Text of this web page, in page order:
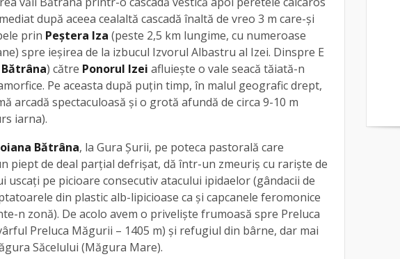
după aceea cealaltă cascadă înaltă de vreo 3 m care-şi
prin Peştera Iza (peste 2,5 km lungime, cu numeroase
spre ieşirea de la izbucul Izvorul Albastru al Izei. Dinspre E
) către Ponorul Izei afluieşte o vale seacă tăiată-n
Pe aceasta după puţin timp, în malul geografic drept,
arcadă spectaculoasă şi o grotă afundă de circa 9-10 m
iarna).
Bătrâna, la Gura Şurii, pe poteca pastorală care
piept de deal parţial defrişat, dă într-un zmeuriş cu rarişte de
uscaţi pe picioare consecutiv atacului ipidaelor (gândacii de
din plastic alb-lipicioase ca şi capcanele feromonice
n zonă). De acolo avem o privelişte frumoasă spre Preluca
Preluca Măgurii – 1405 m) şi refugiul din bârne, dar mai
Săcelului (Măgura Mare).